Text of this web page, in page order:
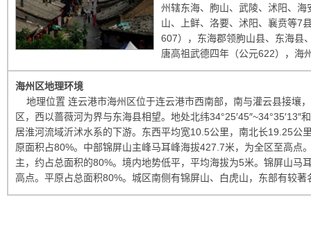
州辖东海、朐山、武陵、沭阳、
山、上鲜、洛要、沭阳、襄贲等7
607），东海郡领朐山县、东海县
唐高祖武德四年（公元622），海
海州区地理环境
地理位置 连云港市海州区位于连云港市西南部，南与灌云县接壤
区，西以蔷薇河为界与东海县相望。地处北纬34°25′45″~34°35′13″
居淮河流域沂沭水系的下游。东西平均宽10.5公里，南北长19.25公
原面积占80%。中部锦屏山主峰马耳峰海拔427.7米，为全区至高点
主，约占总面积的80%。境内地势低平，平均海拔为5米。锦屏山马
高点。平原占总面积80%。城区南侧有锦屏山、白虎山，东部有较